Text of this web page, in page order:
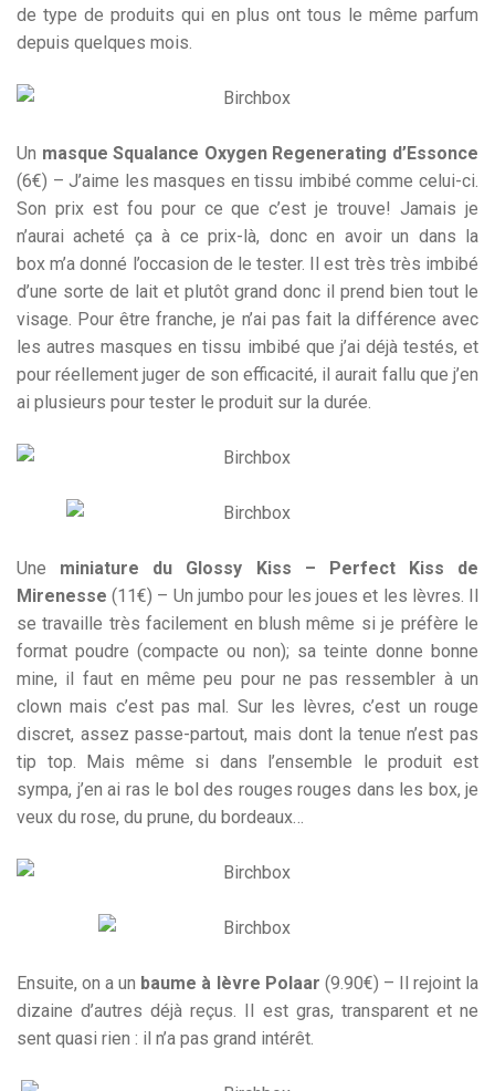
de type de produits qui en plus ont tous le même parfum
depuis quelques mois.
Un masque Squalance Oxygen Regenerating d’Essonce
(6€) – J’aime les masques en tissu imbibé comme celui-ci.
Son prix est fou pour ce que c’est je trouve! Jamais je
n’aurai acheté ça à ce prix-là, donc en avoir un dans la
box m’a donné l’occasion de le tester. Il est très très imbibé
d’une sorte de lait et plutôt grand donc il prend bien tout le
visage. Pour être franche, je n’ai pas fait la différence avec
les autres masques en tissu imbibé que j’ai déjà testés, et
pour réellement juger de son efficacité, il aurait fallu que j’en
ai plusieurs pour tester le produit sur la durée.
Une miniature du Glossy Kiss – Perfect Kiss de
Mirenesse (11€) – Un jumbo pour les joues et les lèvres. Il
se travaille très facilement en blush même si je préfère le
format poudre (compacte ou non); sa teinte donne bonne
mine, il faut en même peu pour ne pas ressembler à un
clown mais c’est pas mal. Sur les lèvres, c’est un rouge
discret, assez passe-partout, mais dont la tenue n’est pas
tip top. Mais même si dans l’ensemble le produit est
sympa, j’en ai ras le bol des rouges rouges dans les box, je
veux du rose, du prune, du bordeaux…
Ensuite, on a un baume à lèvre Polaar (9.90€) – Il rejoint la
dizaine d’autres déjà reçus. Il est gras, transparent et ne
sent quasi rien : il n’a pas grand intérêt.